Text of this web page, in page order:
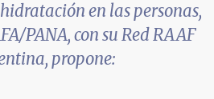
en las personas,
PANA, con su Red RAAF
propone: